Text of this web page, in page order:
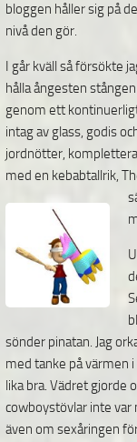
bloggen håller sig på
nivå den gör.
I går kväll så försökte
hålla ångesten stången
genom ett
intag av glass, godis
jordnötter,
med en kebabtallrik,
sönder pinatan. Jag
med tanke påvärmen i
lika bra. Vädret gjorde
cowboystövlar inte var
även om sexåringen